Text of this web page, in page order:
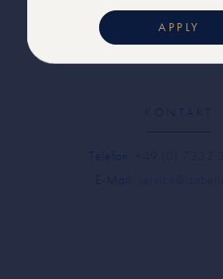
KONTAKT
Telefon:
E-Mail:
APPLY